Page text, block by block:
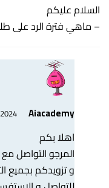
السلام عليكم
– ماهي فترة الرد على
Aiacademy
21/8/
اهلا بكم
المرجو التواصل
و تزويدكم بجميع